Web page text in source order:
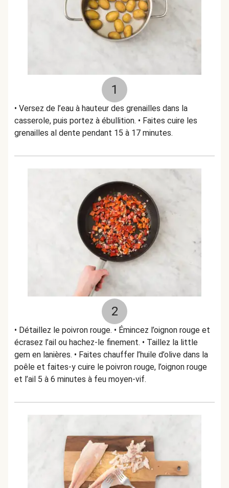
1
• Versez de l’eau à hauteur des grenailles dans la
casserole, puis portez à ébullition. • Faites cuire les
grenailles al dente pendant 15 à 17 minutes.
2
• Détaillez le poivron rouge. • Émincez l’oignon rouge et
écrasez l’ail ou hachez-le finement. • Taillez la little
gem en lanières. • Faites chauffer l’huile d’olive dans la
poêle et faites-y cuire le poivron rouge, l’oignon rouge
et l’ail 5 à 6 minutes à feu moyen-vif.